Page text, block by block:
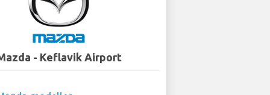
- Keflavik Airport